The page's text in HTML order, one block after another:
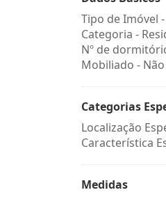
Tipo de Imóvel
Categoria -
Nº de
Mobiliado - Não
Categorias
Localização
Característica
Medidas